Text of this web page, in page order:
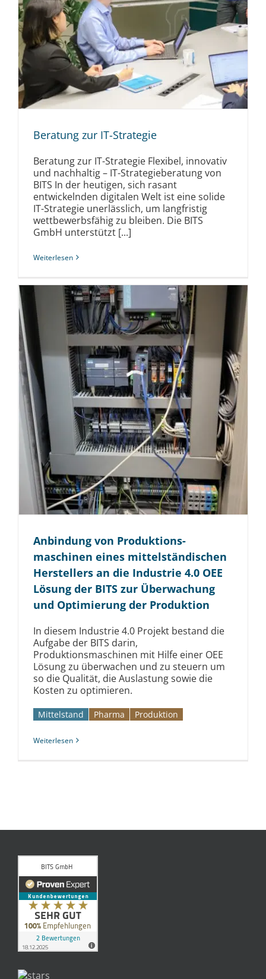
Beratung zur IT-Strategie
Beratung zur IT-Strategie Flexibel, innovativ
und nachhaltig – IT-Strategieberatung von
BITS In der heutigen, sich rasant
entwickelnden digitalen Welt ist eine solide
IT-Strategie unerlässlich, um langfristig
wettbewerbsfähig zu bleiben. Die BITS
GmbH unterstützt [...]
Weiterlesen
Anbindung von Produktions­
maschinen eines mittelständischen
Herstellers an die Industrie 4.0 OEE
Lösung der BITS zur Überwachung
und Optimierung der Produktion
In diesem Industrie 4.0 Projekt bestand die
Aufgabe der BITS darin,
Produktionsmaschinen mit Hilfe einer OEE
Lösung zu überwachen und zu steuern um
so die Qualität, die Auslastung sowie die
Kosten zu optimieren.
Mittelstand Pharma Produktion
Weiterlesen